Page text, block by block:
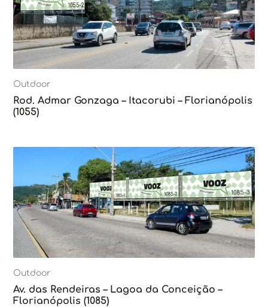
Outdoor
Rod. Admar Gonzaga – Itacorubi – Florianópolis
(1055)
Outdoor
Av. das Rendeiras – Lagoa da Conceição –
Florianópolis (1085)